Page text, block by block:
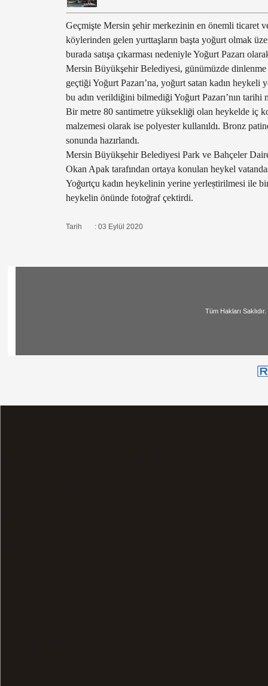
Geçmişte Mersin şehir merkezinin en önemli ticaret
köylerinden gelen yurttaşların başta yoğurt olmak
burada satışa çıkarması nedeniyle Yoğurt Pazarı
Mersin Büyükşehir Belediyesi, günümüzde
geçtiği Yoğurt Pazarı’na, yoğurt satan kadın
bu adın verildiğini bilmediği Yoğurt Pazarı’nın
Bir metre 80 santimetre yüksekliği olan heykelde iç
malzemesi olarak ise polyester kullanıldı. Bronz
sonunda hazırlandı.
Mersin Büyükşehir Belediyesi Park ve Bahçeler
Okan Apak tarafından ortaya konulan heykel vatanda
Yoğurtçu kadın heykelinin yerine yerleştirilmesi ile
heykelin önünde fotoğraf çektirdi.
Tarih : 03 Eylül 2020
Tüm Hakları Saklıdır. | All